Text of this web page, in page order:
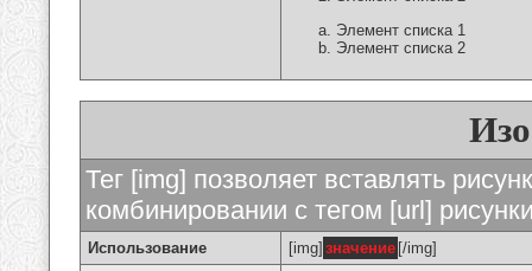
Элемент списка 1
Элемент списка 2
Тег [img] позволяет вставлять
комбинировании с тегом [url]
Использование [img] значение [/img]